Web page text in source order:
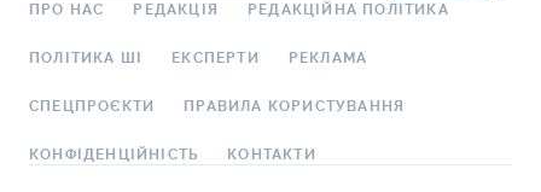
ПРО НАС РЕДАКЦІЯ РЕДАКЦІЙНА ПОЛІТИКА
ПОЛІТИКА ШІ ЕКСПЕРТИ РЕКЛАМА
СПЕЦПРОЄКТИ ПРАВИЛА КОРИСТУВАННЯ
КОНФІДЕНЦІЙНІСТЬ КОНТАКТИ